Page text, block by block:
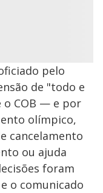
pelo
de "todo e
o COB — e por
olímpico,
cancelamento
ou ajuda
foram
o comunicado